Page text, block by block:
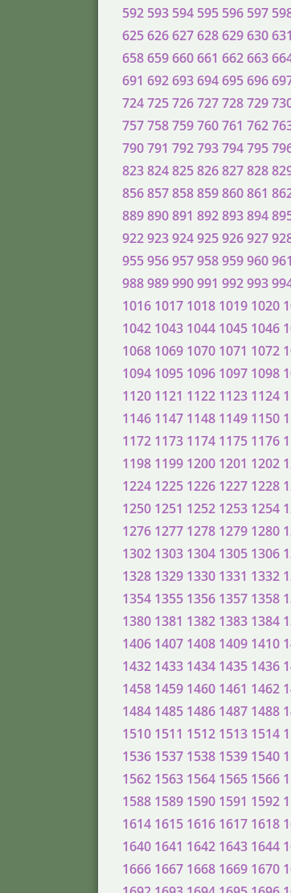
592 593 594 595 596 597
625626627628629630631
658659660661 662663
691 692693694695696
724725726727728729
757758759760761 762
790791 792793794795
823824825826827828
856857858859860861
889890891 892893894
922923924925926927
955956957958959960961
988989990991 992993
1016 1017 1018 1019 1020
1042 1043 1044 1045 1046
1068 1069 1070 1071 1072
1094 1095 1096 1097 1098
1120 1121 1122 1123 1124
1146 1147 1148 1149 1150
1172 1173 1174 1175 1176
1198 1199 1200 1201 1202
1224 1225 1226 1227 1228
1250 1251 1252 1253 1254
1276 1277 1278 1279 1280
1302 1303 1304 1305 1306
1328 1329 1330 1331 1332
1354 1355 1356 1357 1358
1380 1381 1382 1383 1384
1406 1407 1408 1409 1410
1432 1433 1434 1435 1436
1458 1459 1460 1461 1462
1484 1485 1486 1487 1488
1510 1511 1512 1513 1514
1536 1537 1538 1539 1540
1562 1563 1564 1565 1566
1588 1589 1590 1591 1592
1614 1615 1616 1617 1618
1640 1641 1642 1643 1644
1666 1667 1668 1669 1670